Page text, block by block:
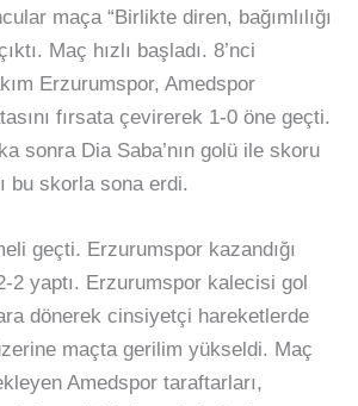
maça “Birlikte diren, bağımlılığı
Maç hızlı başladı. 8’nci
Erzurumspor, Amedspor
fırsata çevirerek 1-0 öne geçti.
sonra Dia Saba’nın golü ile skoru
bu skorla sona erdi.
geçti. Erzurumspor kazandığı
2 yaptı. Erzurumspor kalecisi gol
dönerek cinsiyetçi hareketlerde
maçta gerilim yükseldi. Maç
Amedspor taraftarları,